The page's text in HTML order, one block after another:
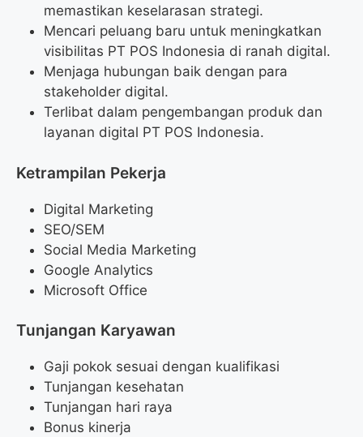
memastikan keselarasan strategi.
Mencari peluang baru untuk meningkatkan
visibilitas PT POS Indonesia di ranah digital.
Menjaga hubungan baik dengan para
stakeholder digital.
Terlibat dalam pengembangan produk dan
layanan digital PT POS Indonesia.
Ketrampilan Pekerja
Digital Marketing
SEO/SEM
Social Media Marketing
Google Analytics
Microsoft Office
Tunjangan Karyawan
Gaji pokok sesuai dengan kualifikasi
Tunjangan kesehatan
Tunjangan hari raya
Bonus kinerja